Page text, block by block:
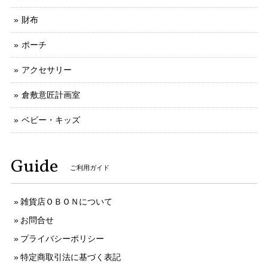
財布
ポーチ
アクセサリー
倉敷意匠計画室
ベビー・キッズ
Guide ご利用ガイド
雑貨店ＯＢＯＮについて
お問合せ
プライバシーポリシー
特定商取引法に基づく表記